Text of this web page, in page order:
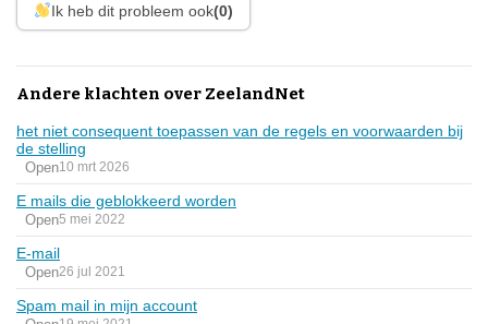
Ik heb dit probleem ook(0)
Andere klachten over ZeelandNet
het niet consequent toepassen van de regels en voorwaarden bij
de stelling
Open10 mrt 2026
E mails die geblokkeerd worden
Open5 mei 2022
E-mail
Open26 jul 2021
Spam mail in mijn account